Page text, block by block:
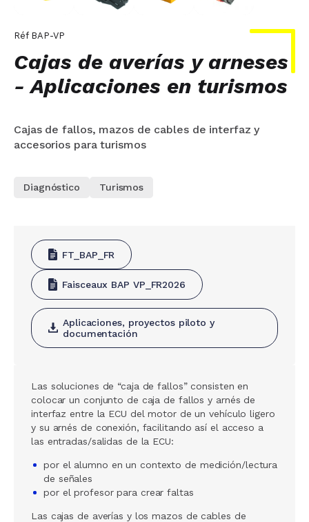
Réf BAP-VP
Cajas de averías y arneses
- Aplicaciones en turismos
Cajas de fallos, mazos de cables de interfaz y
accesorios para turismos
Diagnóstico Turismos
FT_BAP_FR
Faisceaux BAP VP_FR2026
Aplicaciones, proyectos piloto y
documentación
Las soluciones de “caja de fallos” consisten en
colocar un conjunto de caja de fallos y arnés de
interfaz entre la ECU del motor de un vehículo ligero
y su arnés de conexión, facilitando así el acceso a
las entradas/salidas de la ECU:
por el alumno en un contexto de medición/lectura
de señales
por el profesor para crear faltas
Las cajas de averías y los mazos de cables de